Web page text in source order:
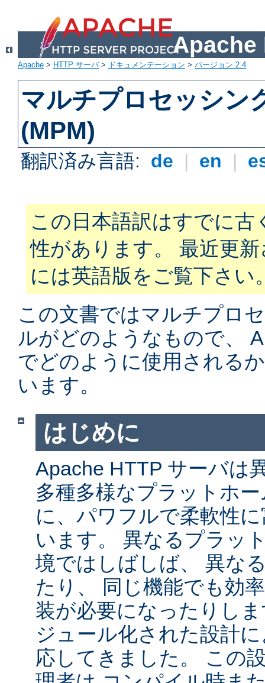
Apache
Apache > HTTP サーバ> ドキュメンテーション > バージョン 2.4
マルチプロセッシン
(MPM)
翻訳済み言語: de | en |
この日本語訳はすでに古
性があります。 最近更
には英語版をご覧下さい
この文書ではマルチプロ
ルがどのようなもので、
でどのように使用される
います。
はじめに
Apache HTTP サーバは
多種多様なプラットホ
に、パワフルで柔軟性
います。 異なるプラッ
境ではしばしば、 異な
たり、 同じ機能でも効
装が必要になったりし
ジュール化された設計
応してきました。 この